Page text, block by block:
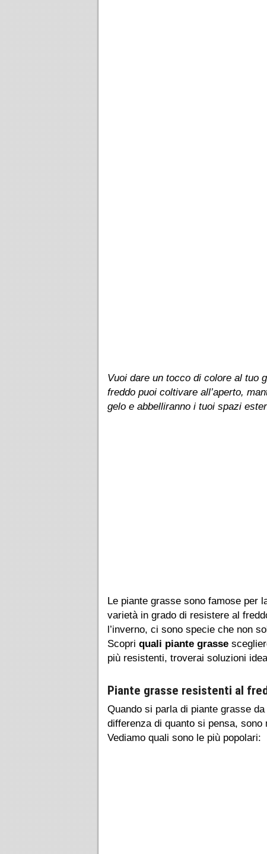
Vuoi dare un tocco di colore al tuo
freddo puoi coltivare all’aperto,
gelo e abbelliranno i tuoi spazi
Le piante grasse sono famose per
varietà in grado di resistere al
l’inverno, ci sono specie che non
Scopri quali piante grasse
più resistenti, troverai soluzioni
Piante grasse resistenti al
Quando si parla di piante grasse
differenza di quanto si pensa,
Vediamo quali sono le più popolari: